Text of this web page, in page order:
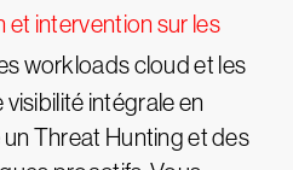
et intervention sur les
workloads cloud et les
intégrale en
Threat Hunting et des